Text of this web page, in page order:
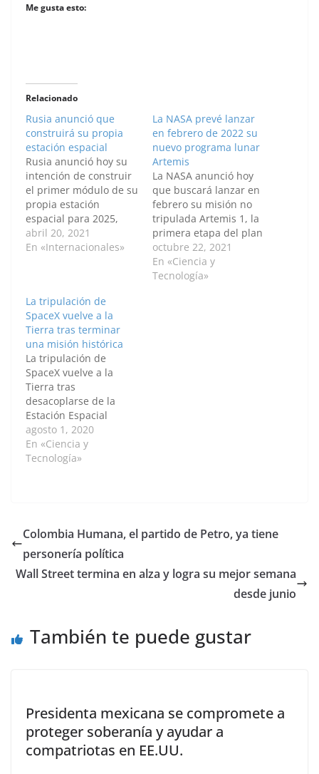
Me gusta esto:
Relacionado
Rusia anunció que
construirá su propia
estación espacial
Rusia anunció hoy su
intención de construir
el primer módulo de su
propia estación
espacial para 2025,
después de que el
gobierno sugiriera que
sus siglas en inglés).
"El primer módulo
básico para la nueva
estación orbital rusa ya
está en construcción",
…
abril 20, 2021
En «Internacionales»
La NASA prevé lanzar
en febrero de 2022 su
nuevo programa lunar
Artemis
La NASA anunció hoy
que buscará lanzar en
febrero su misión no
tripulada Artemis 1, la
primera etapa del plan
de Estados Unidos
para volver a llevar
humanos a la Luna.
octubre 22, 2021
En «Ciencia y
Tecnología»
La tripulación de
SpaceX vuelve a la
Tierra tras terminar
una misión histórica
La tripulación de
SpaceX vuelve a la
Tierra tras
desacoplarse de la
Estación Espacial
Internacional y se
espera que concluya
su viaje durante la
Musk, daría fin así a
por ser el primer
viaje…
agosto 1, 2020
En «Ciencia y
Tecnología»
Colombia Humana, el partido de Petro, ya tiene
personería política
Wall Street termina en alza y logra su mejor semana
desde junio
También te puede gustar
Presidenta mexicana se compromete a
proteger soberanía y ayudar a
compatriotas en EE.UU.